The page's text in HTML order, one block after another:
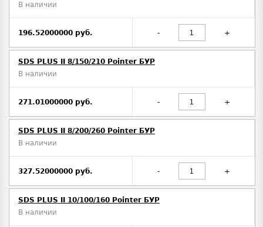
В наличии
196.52000000 руб. - +
SDS PLUS II 8/150/210 Pointer БУР
В наличии
271.01000000 руб. - +
SDS PLUS II 8/200/260 Pointer БУР
В наличии
327.52000000 руб. - +
SDS PLUS II 10/100/160 Pointer БУР
В наличии